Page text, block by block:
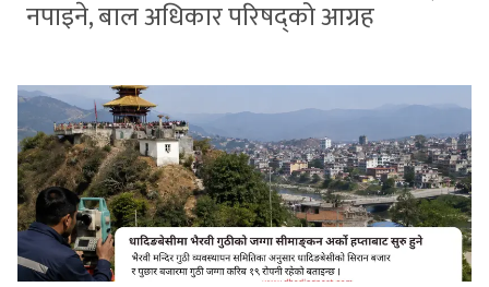
नपाइने, बाल अधिकार परिषद्को आग्रह